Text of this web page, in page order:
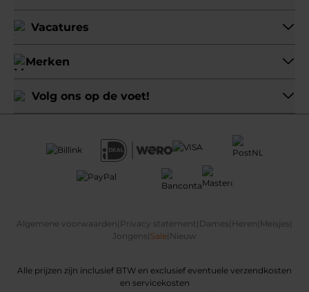
Vacatures
Merken
Volg ons op de voet!
Algemene voorwaarden Privacy statement Dames Heren Meisjes
Jongens Sale Nieuw
Alle prijzen zijn inclusief BTW en exclusief eventuele verzendkosten
en servicekosten